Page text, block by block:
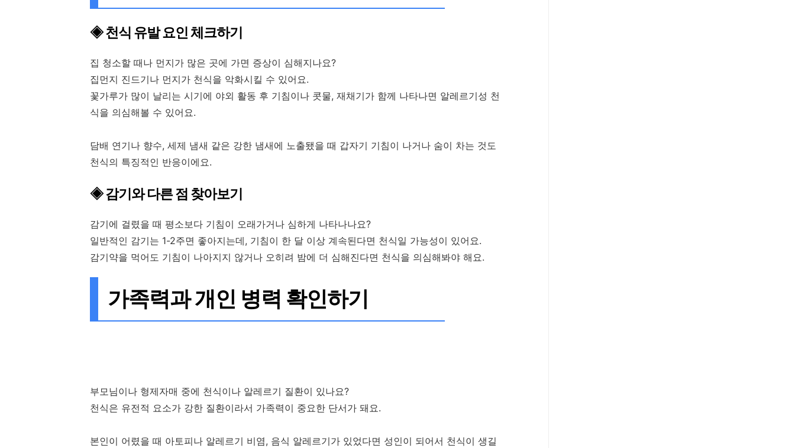
◈ 천식 유발 요인 체크하기
집 청소할 때나 먼지가 많은 곳에 가면 증상이 심해지나요?
집먼지 진드기나 먼지가 천식을 악화시킬 수 있어요.
꽃가루가 많이 날리는 시기에 야외 활동 후 기침이나 콧물, 재채기가 함께 나타나면 알레르기성 천
식을 의심해볼 수 있어요.
담배 연기나 향수, 세제 냄새 같은 강한 냄새에 노출됐을 때 갑자기 기침이 나거나 숨이 차는 것도
천식의 특징적인 반응이에요.
◈ 감기와 다른 점 찾아보기
감기에 걸렸을 때 평소보다 기침이 오래가거나 심하게 나타나나요?
일반적인 감기는 1-2주면 좋아지는데, 기침이 한 달 이상 계속된다면 천식일 가능성이 있어요.
감기약을 먹어도 기침이 나아지지 않거나 오히려 밤에 더 심해진다면 천식을 의심해봐야 해요.
가족력과 개인 병력 확인하기
부모님이나 형제자매 중에 천식이나 알레르기 질환이 있나요?
천식은 유전적 요소가 강한 질환이라서 가족력이 중요한 단서가 돼요.
본인이 어렸을 때 아토피나 알레르기 비염, 음식 알레르기가 있었다면 성인이 되어서 천식이 생길